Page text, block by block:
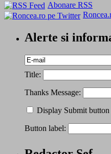
Abonare RSS
Alerte si
Title:
Thanks Message:
Display Submit button
Button label: